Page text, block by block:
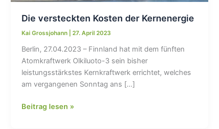
Die versteckten Kosten der Kernenergie
Kai Grossjohann |27. April 2023
Berlin, 27.04.2023 – Finnland hat mit dem fünften
Atomkraftwerk Olkiluoto-3 sein bisher
leistungsstärkstes Kernkraftwerk errichtet, welches
am vergangenen Sonntag ans […]
Die
Beitrag lesen »